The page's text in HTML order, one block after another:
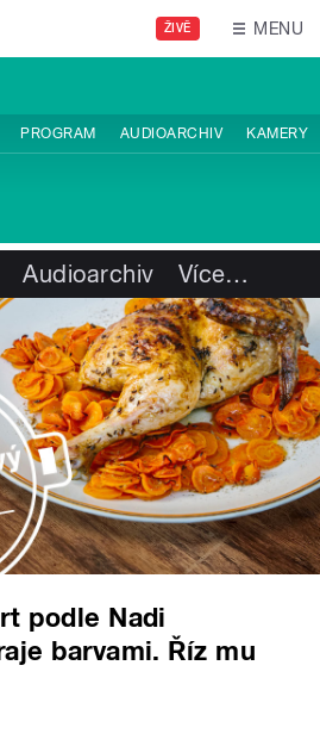
ŽIVĚ MENU
PROGRAM AUDIOARCHIV KAMERY
Audioarchiv Více…
podle Nadi
barvami. Říz mu